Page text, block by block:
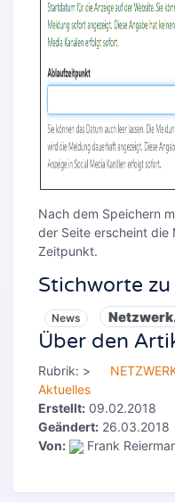
Nach dem Speichern
der Seite erscheint die
Zeitpunkt.
Stichworte
News
Über den
Rubrik: >
Aktuelles
Erstellt: 09.02.2018
Geändert: 26.03.2018
Von:
Frank